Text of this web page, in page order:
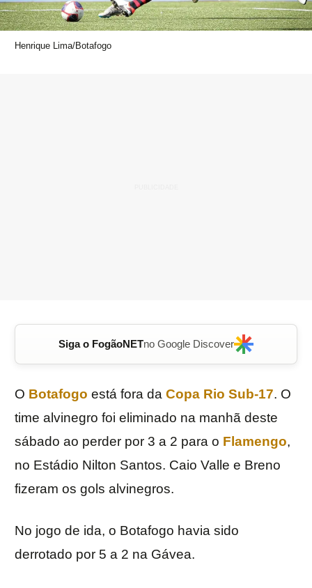
Henrique Lima/Botafogo
Siga o FogãoNETno Google Discover
O Botafogo está fora da Copa Rio Sub-17. O
time alvinegro foi eliminado na manhã deste
sábado ao perder por 3 a 2 para o Flamengo,
no Estádio Nilton Santos. Caio Valle e Breno
fizeram os gols alvinegros.
No jogo de ida, o Botafogo havia sido
derrotado por 5 a 2 na Gávea.